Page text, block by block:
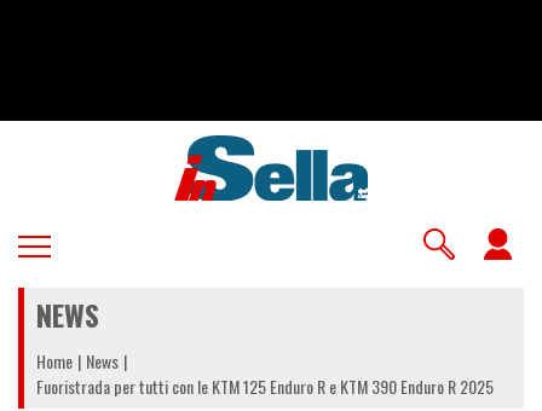
NEWS
Home News
Fuoristrada per tutti con le KTM 125 Enduro R e KTM 390 Enduro R 2025